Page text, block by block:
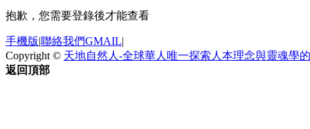
抱歉，您需要登錄後才能查看
手機版|聯絡我們GMAIL|
Copyright © 天地自然人-全球華人唯一探索人本理念與靈魂學
返回頂部